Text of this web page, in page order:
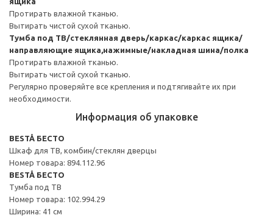
Протирать влажной тканью.
Вытирать чистой сухой тканью.
Тумба под ТВ/стеклянная дверь/каркас/каркас ящика/
направляющие ящика,нажимные/накладная шина/полка
Протирать влажной тканью.
Вытирать чистой сухой тканью.
Регулярно проверяйте все крепления и подтягивайте их при
необходимости.
Информация об упаковке
BESTÅ БЕСТО
Шкаф для ТВ, комбин/стеклян дверцы
Номер товара: 894.112.96
BESTÅ БЕСТО
Тумба под ТВ
Номер товара: 102.994.29
Ширина: 41 см